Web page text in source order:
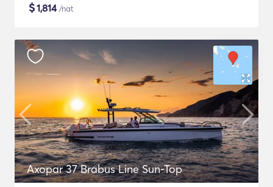
$1,814/nat
Axopar 37 Brabus Line Sun-Top